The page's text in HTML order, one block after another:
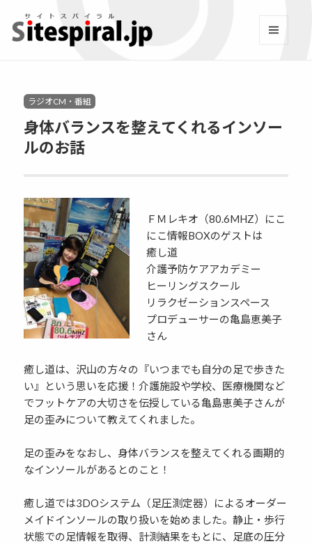
サイトスパイラル
Categories
ラジオCM・番組
身体バランスを整えてくれるインソー
ルのお話
ＦＭレキオ（80.6MHZ）にこ
にこ情報BOXのゲストは
癒し道
介護予防ケアアカデミー
ヒーリングスクール
リラクゼーションスペース
プロデューサーの亀島恵美子
さん
癒し道は、沢山の方々の『いつまでも自分の足で歩きた
い』という思いを応援！介護施設や学校、医療機関など
でフットケアの大切さを伝授している亀島恵美子さんが
足の歪みについて教えてくれました。
足の歪みをなおし、身体バランスを整えてくれる画期的
なインソールがあるとのこと！
癒し道では3DOシステム（足圧測定器）によるオーダー
メイドインソールの取り扱いを始めました。静止・歩行
状態での足情報を取得、計測結果をもとに、足底の圧分